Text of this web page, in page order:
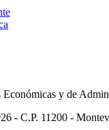
Económicas y de
- C.P. 11200 -